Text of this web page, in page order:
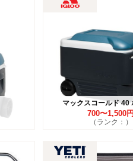
マックスコールド 40
700〜1,500円
（ランク：）